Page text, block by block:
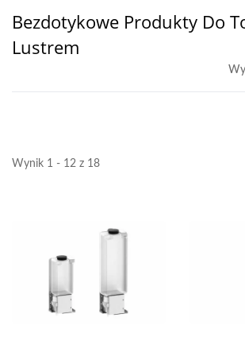
Bezdotykowe Produkty Do
Lustrem
Wynik 1 - 12 z 18